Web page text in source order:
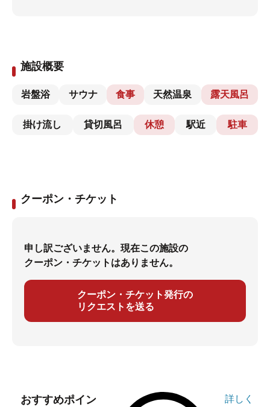
施設概要
岩盤浴 サウナ 食事 天然温泉 露天風呂
掛け流し 貸切風呂 休憩 駅近 駐車
クーポン・チケット
申し訳ございません。現在この施設の
クーポン・チケットはありません。
クーポン・チケット発行の
リクエストを送る
おすすめポイン
詳しく